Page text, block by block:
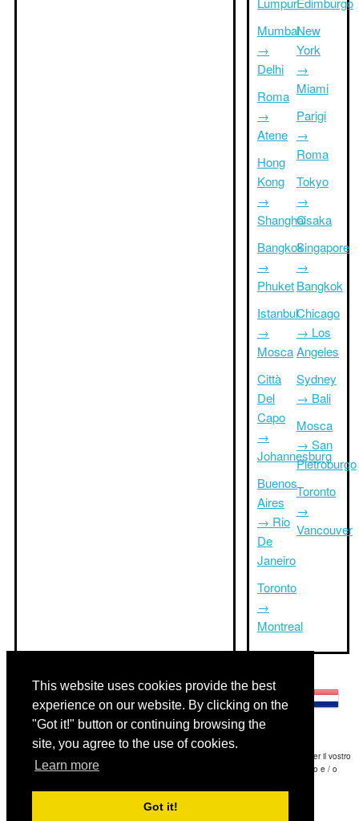
This website uses cookies provide the best
experience on our website. By clicking on the
"Got it!" button or continuing browsing the
site, you agree to the use of cookies.
Learn more
Got it!
Mumbai
→
Delhi
Roma
→
Atene
Hong
Kong
→
Shanghai
Bangkok
→
Phuket
Istanbul
→
Mosca
Città
Del
Capo
→
Johannesburg
Buenos
Aires
→ Rio
De
Janeiro
Toronto
→
Montreal
New
York
→
Miami
Parigi
→
Roma
Tokyo
→
Osaka
Singapore
→
Bangkok
Chicago
→ Los
Angeles
Sydney
→ Bali
Mosca
→ San
Pietroburgo
Toronto
→
Vancouver
Disclaimer: Le informazioni visualizzate su questo sito è la nostra migliore stima e per il vostro
riferimento soltanto.Triptimeto.com non è responsabile di eventuali ritardi viaggio e / o